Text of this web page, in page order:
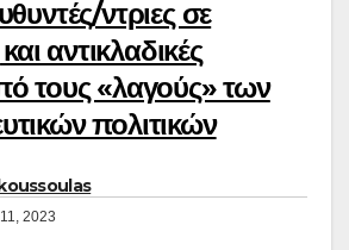
ντριες σε
αντικλαδικές
τους «λαγούς» των
πολιτικών
2023